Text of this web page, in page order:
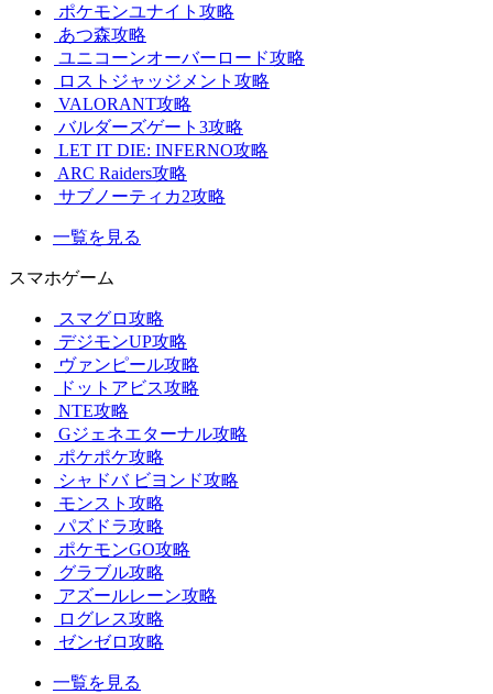
ポケモンユナイト攻略
あつ森攻略
ユニコーンオーバーロード攻略
ロストジャッジメント攻略
VALORANT攻略
バルダーズゲート3攻略
LET IT DIE: INFERNO攻略
ARC Raiders攻略
サブノーティカ2攻略
一覧を見る
スマホゲーム
スマグロ攻略
デジモンUP攻略
ヴァンピール攻略
ドットアビス攻略
NTE攻略
Gジェネエターナル攻略
ポケポケ攻略
シャドバ ビヨンド攻略
モンスト攻略
パズドラ攻略
ポケモンGO攻略
グラブル攻略
アズールレーン攻略
ログレス攻略
ゼンゼロ攻略
一覧を見る